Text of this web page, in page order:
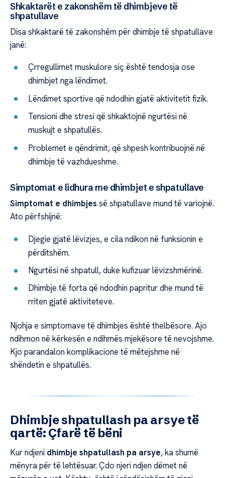
Shkaktarët e zakonshëm të dhimbjeve të
shpatullave
Disa shkaktarë të zakonshëm për dhimbje të shpatullave
janë:
Çrregullimet muskulore siç është tendosja ose
dhimbjet nga lëndimet.
Lëndimet sportive që ndodhin gjatë aktivitetit fizik.
Tensioni dhe stresi që shkaktojnë ngurtësi në
muskujt e shpatullës.
Problemet e qëndrimit, që shpesh kontribuojnë në
dhimbje të vazhdueshme.
Simptomat e lidhura me dhimbjet e shpatullave
Simptomat e dhimbjes së shpatullave mund të variojnë.
Ato përfshijnë:
Djegie gjatë lëvizjes, e cila ndikon në funksionin e
përditshëm.
Ngurtësi në shpatull, duke kufizuar lëvizshmërinë.
Dhimbje të forta që ndodhin papritur dhe mund të
rriten gjatë aktiviteteve.
Njohja e simptomave të dhimbjes është thelbësore. Ajo
ndihmon në kërkesën e ndihmës mjekësore të nevojshme.
Kjo parandalon komplikacione të mëtejshme në
shëndetin e shpatullës.
Dhimbje shpatullash pa arsye të
qartë: Çfarë të bëni
Kur ndjeni dhimbje shpatullash pa arsye, ka shumë
mënyra për të lehtësuar. Çdo njeri ndjen dëmet në